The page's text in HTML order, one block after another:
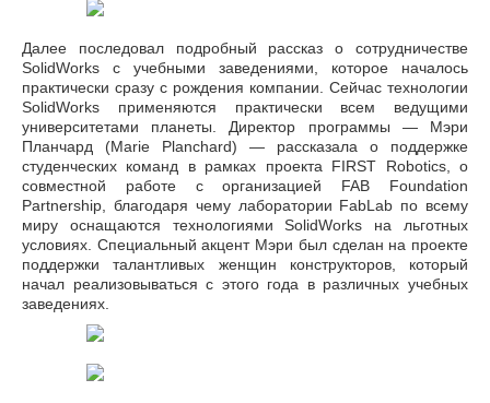
Далее последовал подробный рассказ о сотрудничестве
SolidWorks с учебными заведениями, которое началось
практически сразу с рождения компании. Сейчас технологии
SolidWorks применяются практически всем ведущими
университетами планеты. Директор программы — Мэри
Планчард (Marie Planchard) — рассказала о поддержке
студенческих команд в рамках проекта FIRST Robotics, о
совместной работе с организацией FAB Foundation
Partnership, благодаря чему лаборатории FabLab по всему
миру оснащаются технологиями SolidWorks на льготных
условиях. Специальный акцент Мэри был сделан на проекте
поддержки талантливых женщин конструкторов, который
начал реализовываться с этого года в различных учебных
заведениях.